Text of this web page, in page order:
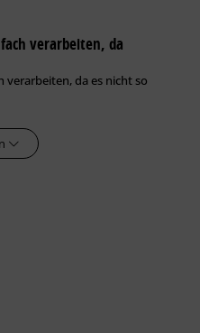
verarbeiten, da
verarbeiten, da es nicht so